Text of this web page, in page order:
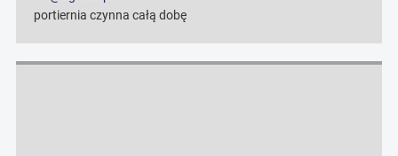
portiernia czynna całą dobę